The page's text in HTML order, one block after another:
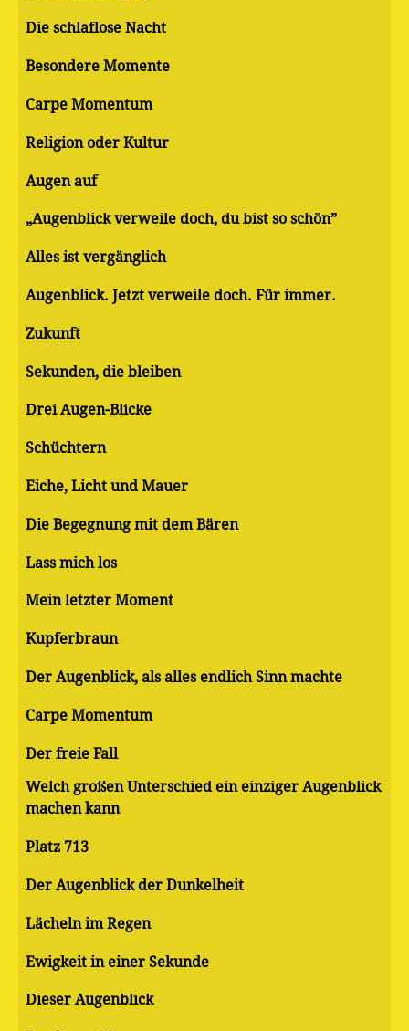
Die schlaflose Nacht
Besondere Momente
Carpe Momentum
Religion oder Kultur
Augen auf
„Augenblick verweile doch, du bist so schön”
Alles ist vergänglich
Augenblick. Jetzt verweile doch. Für immer.
Zukunft
Sekunden, die bleiben
Drei Augen-Blicke
Schüchtern
Eiche, Licht und Mauer
Die Begegnung mit dem Bären
Lass mich los
Mein letzter Moment
Kupferbraun
Der Augenblick, als alles endlich Sinn machte
Carpe Momentum
Der freie Fall
Welch großen Unterschied ein einziger Augenblick
machen kann
Platz 713
Der Augenblick der Dunkelheit
Lächeln im Regen
Ewigkeit in einer Sekunde
Dieser Augenblick